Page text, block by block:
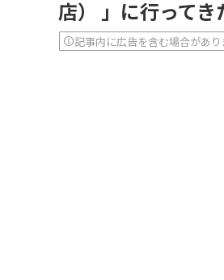
店） 」に行ってき
記事内に広告を含む場合があり